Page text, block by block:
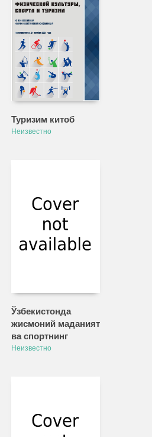
Туризим китоб
Неизвестно
Ўзбекистонда
жисмоний маданият
ва спортнинг
Неизвестно